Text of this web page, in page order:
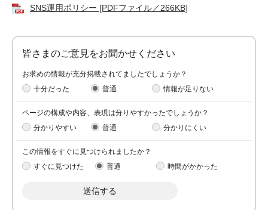
SNS運用ポリシー [PDFファイル／266KB]
皆さまのご意見をお聞かせください
お求めの情報が充分掲載されてましたでしょうか？
十分だった
普通 情報が足りない
ページの構成や内容、表現は分りやすかったでしょうか？
分かりやすい
普通 分かりにくい
この情報をすぐに見つけられましたか？
すぐに見つけた
普通 時間がかかった